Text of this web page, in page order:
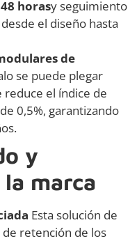
horasy seguimiento
el diseño hasta
de
se puede plegar
reduce el índice de
0,5%, garantizando
y
marca
Esta solución de
retención de los